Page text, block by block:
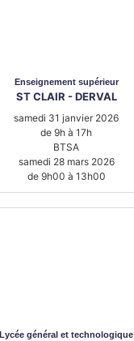
Enseignement supérieur
ST CLAIR - DERVAL
samedi 31 janvier 2026
de 9h à 17h
BTSA
samedi 28 mars 2026
de 9h00 à 13h00
Lycée général et technologique